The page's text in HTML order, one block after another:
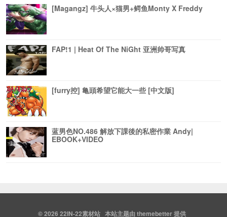
[Magangz] 牛头人×猫男+鳄鱼Monty X Freddy
FAP!1 | Heat Of The NiGht 亚洲帅哥写真
[furry控] 亀頭希望它能大一些 [中文版]
蓝男色NO.486 解放下課後的私密作業 Andy|
EBOOK+VIDEO
© 2026 22IN-22素材站 本站主题由themebetter提供